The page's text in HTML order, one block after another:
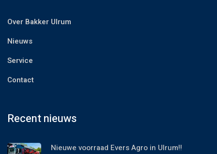
Over Bakker Ulrum
Nieuws
Service
Contact
Recent nieuws
Nieuwe voorraad Evers Agro in Ulrum!!